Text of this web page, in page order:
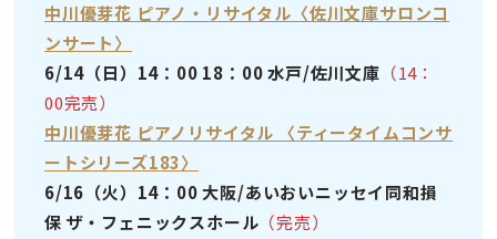
中川優芽花 ピアノ・リサイタル〈佐川文庫サロンコ
ンサート〉
6/14（日）14：00 18：00 水戸/佐川文庫 （14：
00完売）
中川優芽花 ピアノリサイタル 〈ティータイムコンサ
ートシリーズ183〉
6/16（火）14：00 大阪/あいおいニッセイ同和損
保 ザ・フェニックスホール （完売）